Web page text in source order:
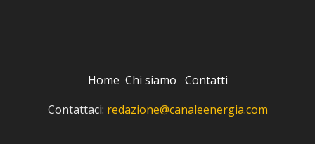
Home Chi siamo Contatti
Contattaci: redazione@canaleenergia.com